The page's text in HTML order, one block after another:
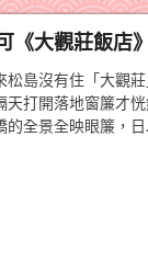
《大觀莊飯店
松島沒有住「大觀
天打開落地窗簾才
的全景全映眼簾，